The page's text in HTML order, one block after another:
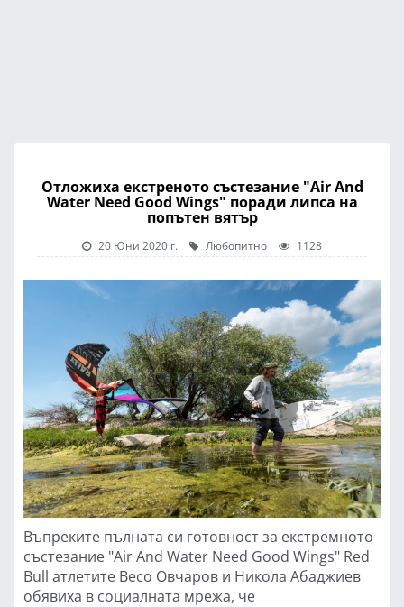
Отложиха екстреното състезание "Air And
Water Need Good Wings" поради липса на
попътен вятър
20 Юни 2020 г. Любопитно 1128
Въпреките пълната си готовност за екстремното
състезание "Air And Water Need Good Wings" Red
Bull атлетите Весо Овчаров и Никола Абаджиев
обявиха в социалната мрежа, че